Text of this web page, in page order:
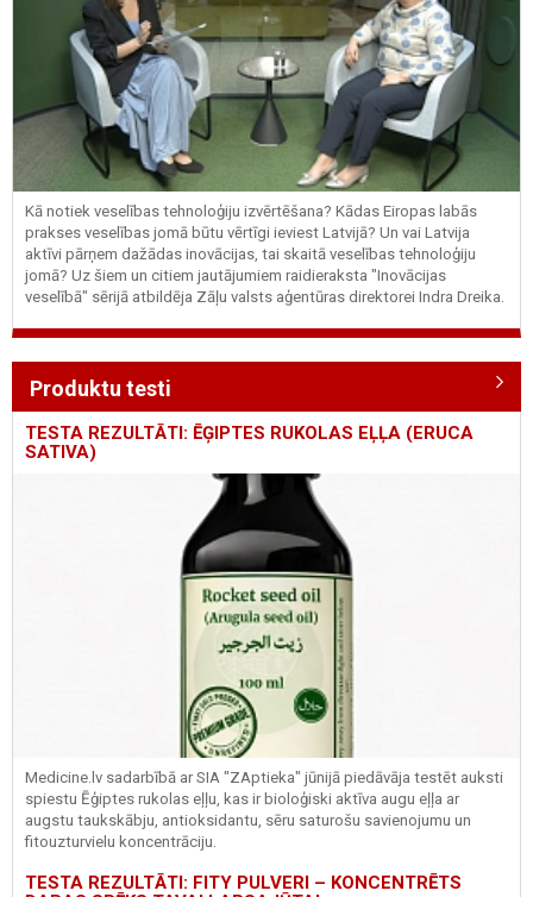
Kā notiek veselības tehnoloģiju izvērtēšana? Kādas Eiropas labās
prakses veselības jomā būtu vērtīgi ieviest Latvijā? Un vai Latvija
aktīvi pārņem dažādas inovācijas, tai skaitā veselības tehnoloģiju
jomā? Uz šiem un citiem jautājumiem raidieraksta "Inovācijas
veselībā" sērijā atbildēja Zāļu valsts aģentūras direktorei Indra Dreika.
Produktu testi
TESTA REZULTĀTI: ĒĢIPTES RUKOLAS EĻĻA (ERUCA
SATIVA)
Medicine.lv sadarbībā ar SIA "ZAptieka" jūnijā piedāvāja testēt auksti
spiestu Ēģiptes rukolas eļļu, kas ir bioloģiski aktīva augu eļļa ar
augstu taukskābju, antioksidantu, sēru saturošu savienojumu un
fitouzturvielu koncentrāciju.
TESTA REZULTĀTI: FITY PULVERI – KONCENTRĒTS